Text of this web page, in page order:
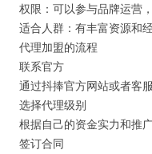
权限：可以参与品牌运营
适合人群：有丰富资源和
代理加盟的流程
联系官方
通过抖捧官方网站或者客
选择代理级别
根据自己的资金实力和推
签订合同